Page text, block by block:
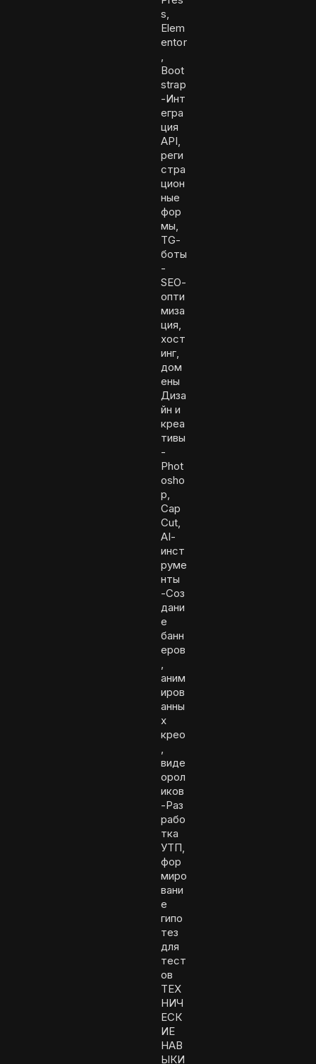
s,
Elem
entor
,
Boot
strap
-Инт
егра
ция
API,
реги
стра
цион
ные
фор
мы,
TG-
боты
-
SEO-
опти
миза
ция,
хост
инг,
дом
ены
Диза
йн и
креа
тивы
-
Phot
osho
p,
Cap
Cut,
AI-
инст
руме
нты
-Соз
дани
е
банн
еров
,
аним
иров
анны
х
крео
,
виде
орол
иков
-Раз
рабо
тка
УТП,
фор
миро
вани
е
гипо
тез
для
тест
ов
ТЕХ
НИЧ
ЕСК
ИЕ
НАВ
ЫКИ